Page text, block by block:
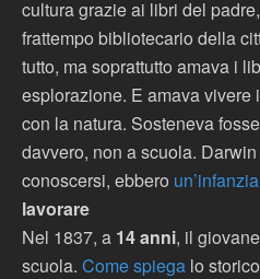
cultura grazie ai libri del
frattempo bibliotecario della
tutto, ma soprattutto amava i
esplorazione. E amava vivere
con la natura. Sosteneva
davvero, non a scuola.
conoscersi, ebbero
lavorare
Nel 1837, a 14 anni, il
scuola. Come spiega lo